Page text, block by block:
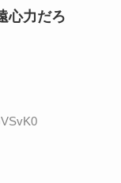
心力だろ